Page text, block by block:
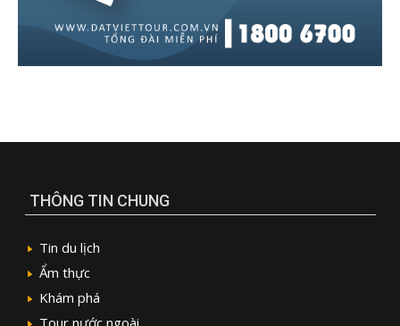
THÔNG TIN CHUNG
Tin du lịch
Ẩm thực
Khám phá
Tour nước ngoài